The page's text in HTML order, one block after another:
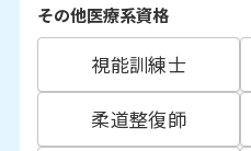
その他医療系資格
視能訓練士
柔道整復師